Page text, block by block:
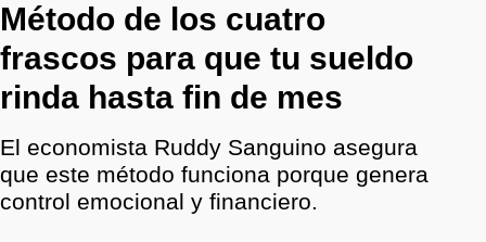
Método de los cuatro
frascos para que tu sueldo
rinda hasta fin de mes
El economista Ruddy Sanguino asegura
que este método funciona porque genera
control emocional y financiero.